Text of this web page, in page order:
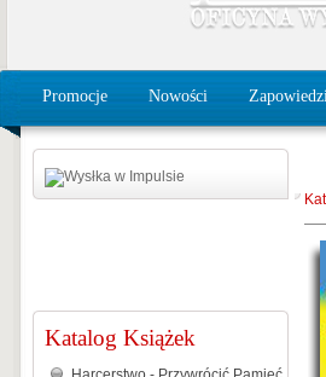
Promocje Nowości
Katalog Książek